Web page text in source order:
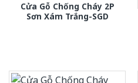
Cửa Gỗ Chống Cháy 2P
Sơn Xám Trắng-SGD